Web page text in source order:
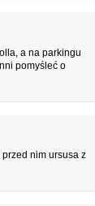
a na parkingu
pomyśleć o
nim ursusa z